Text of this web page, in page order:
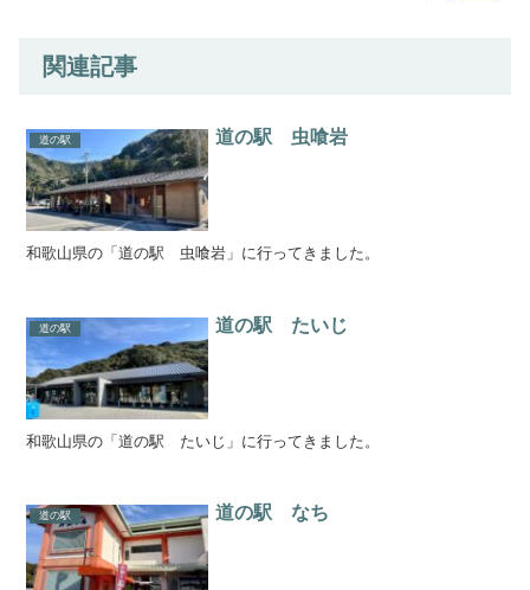
関連記事
道の駅 道の駅 虫喰岩
和歌山県の「道の駅 虫喰岩」に行ってきました。
道の駅 道の駅 たいじ
和歌山県の「道の駅 たいじ」に行ってきました。
道の駅 道の駅 なち